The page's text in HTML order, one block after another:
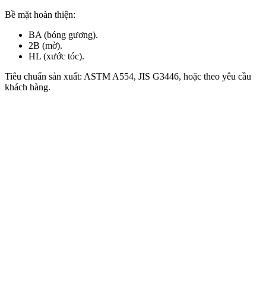
Bề mặt hoàn thiện:
BA (bóng gương).
2B (mờ).
HL (xước tóc).
Tiêu chuẩn sản xuất: ASTM A554, JIS G3446, hoặc theo yêu cầu
khách hàng.